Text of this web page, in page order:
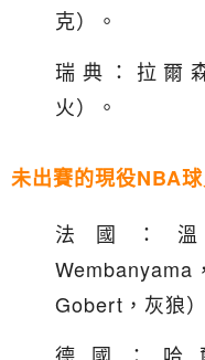
克）。
瑞典：拉爾
火）。
未出賽的現役NBA
法國：
Wembanyama
Gobert，灰狼
德國：哈